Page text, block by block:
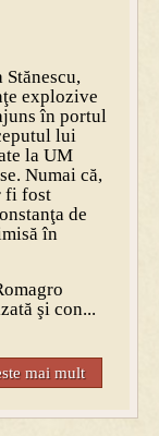
explozive
în portul
lui
la UM
Numai că,
fi fost
de
în
şi con...
mai mult